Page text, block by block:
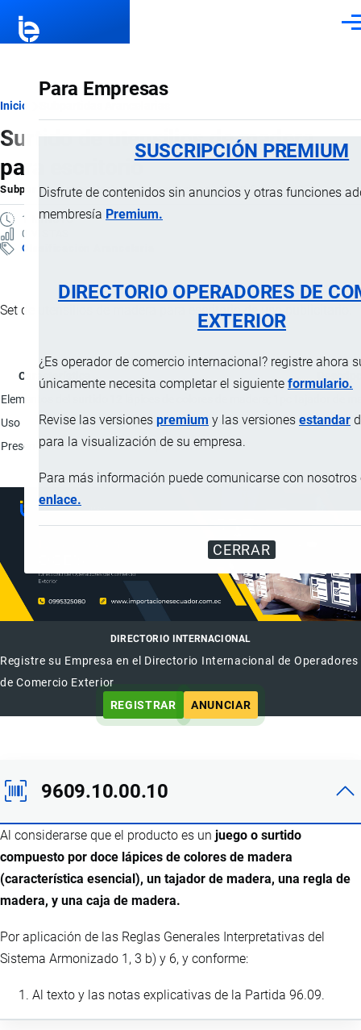
Para Empresas
SUSCRIPCIÓN PREMIUM
Disfrute de contenidos sin anuncios y otras funciones
membresía Premium.
DIRECTORIO OPERADORES DE
EXTERIOR
¿Es operador de comercio internacional? registre ahora
únicamente necesita completar el siguiente formulario.
Revise las versiones premium y las versiones estandar
para la visualización de su empresa.
Para más información puede comunicarse con nosotros
enlace.
CERRAR
Ruta
de
navegación
Inicio
Surtido de utensilios de madera
para escritorio
Subpartida ArancelariaporImportaciones …, 18 Enero, 2025
1 MINUTO
0 VISTAS
Clasificación Arancelaria
Set de utensilios de madera para escritorio de uso publicitario.
Característica
Elementos del surtido
Uso
Merchandising de empresas.
Presentación
En bolsa por set.
DIRECTORIO INTERNACIONAL
Registre su Empresa en el Directorio Internacional de Operadores
de Comercio Exterior
REGISTRAR
ANUNCIAR
9609.10.00.10
Al considerarse que el producto es un juego o surtido
compuesto por doce lápices de colores de madera
(característica esencial), un tajador de madera, una regla de
madera, y una caja de madera.
Por aplicación de las Reglas Generales Interpretativas del
Sistema Armonizado 1, 3 b) y 6, y conforme:
Al texto y las notas explicativas de la Partida 96.09.